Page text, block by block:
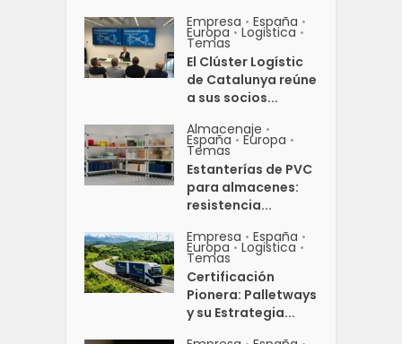
Empresa • España •
Europa • Logistica •
Temas
El Clúster Logístic
de Catalunya reúne
a sus socios...
Almacenaje •
España • Europa •
Temas
Estanterías de PVC
para almacenes:
resistencia...
Empresa • España •
Europa • Logistica •
Temas
Certificación
Pionera: Palletways
y su Estrategia...